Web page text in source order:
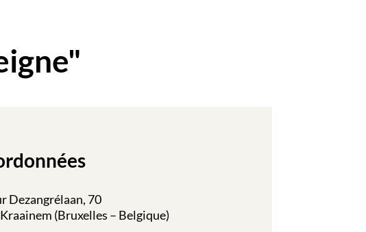
Dezangrélaan, 70
(Bruxelles – Belgique)